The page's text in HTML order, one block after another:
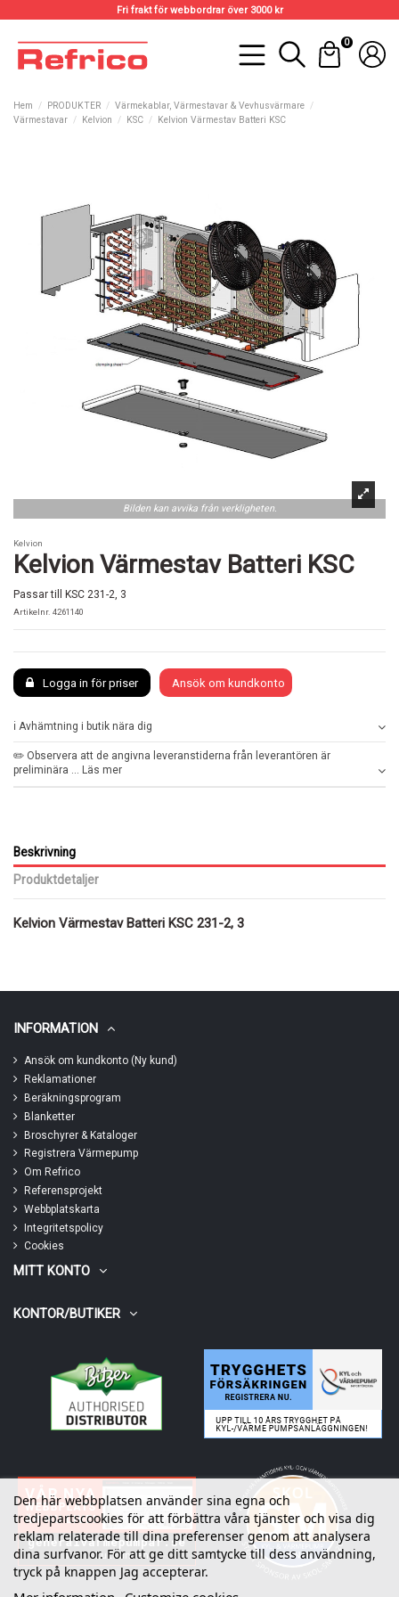
Fri frakt för webbordrar över 3000 kr
0
Hem PRODUKTER
Värmekablar, Värmestavar & Vevhusvärmare
Värmestavar
Kelvion KSC Kelvion Värmestav Batteri KSC
Bilden kan avvika från verkligheten.
Kelvion
Kelvion Värmestav Batteri KSC
Passar till KSC 231-2, 3
Artikelnr. 4261140
Logga in för priser Ansök om kundkonto
ℹ️ Avhämtning i butik nära dig
✏️ Observera att de angivna leveranstiderna från leverantören är
preliminära ... Läs mer
Beskrivning
Produktdetaljer
Kelvion Värmestav Batteri KSC 231-2, 3
INFORMATION
Ansök om kundkonto (Ny kund)
Reklamationer
Beräkningsprogram
Blanketter
Broschyrer & Kataloger
Registrera Värmepump
Om Refrico
Referensprojekt
Webbplatskarta
Integritetspolicy
Cookies
MITT KONTO
KONTOR/BUTIKER
Den här webbplatsen använder sina egna och
tredjepartscookies för att förbättra våra tjänster och visa dig
reklam relaterade till dina preferenser genom att analysera
dina surfvanor. För att ge ditt samtycke till dess användning,
tryck på knappen Jag accepterar.